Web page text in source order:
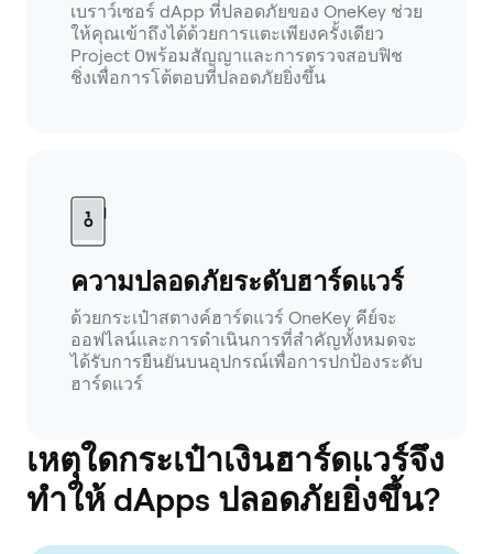
เบราว์เซอร์ dApp ที่ปลอดภัยของ OneKey ช่วย
ให้คุณเข้าถึงได้ด้วยการแตะเพียงครั้งเดียว
Project 0พร้อมสัญญาและการตรวจสอบฟิช
ชิ่งเพื่อการโต้ตอบที่ปลอดภัยยิ่งขึ้น
ความปลอดภัยระดับฮาร์ดแวร์
ด้วยกระเป๋าสตางค์ฮาร์ดแวร์ OneKey คีย์จะ
ออฟไลน์และการดำเนินการที่สำคัญทั้งหมดจะ
ได้รับการยืนยันบนอุปกรณ์เพื่อการปกป้องระดับ
ฮาร์ดแวร์
เหตุใดกระเป๋าเงินฮาร์ดแวร์จึง
ทำให้ dApps ปลอดภัยยิ่งขึ้น?